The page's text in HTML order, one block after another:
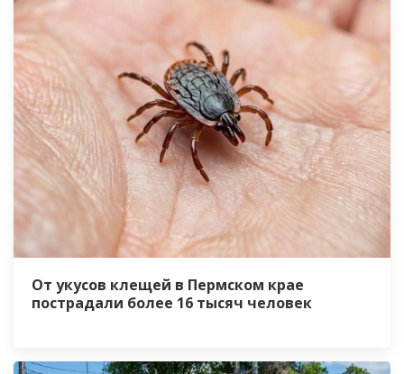
От укусов клещей в Пермском крае
пострадали более 16 тысяч человек